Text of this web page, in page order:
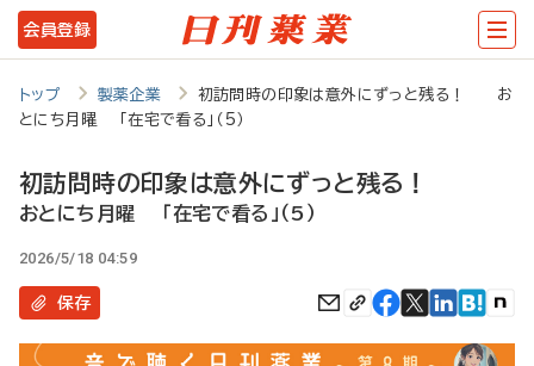
メ
イ
テ
ツ
に
会員登録
トップ 製薬企業
初訪問時の印象は意外にずっと残る！ お
とにち月曜 「在宅で看る」（5）
初訪問時の印象は意外にずっと残る！
おとにち月曜 「在宅で看る」（5）
2026/5/18 04:59
保存